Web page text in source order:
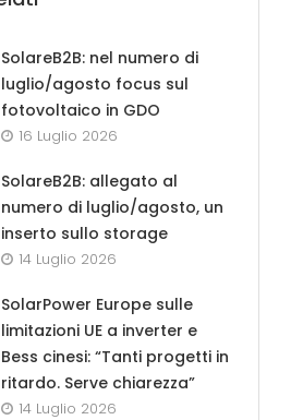
SolareB2B: nel numero di
luglio/agosto focus sul
fotovoltaico in GDO
16 Luglio 2026
SolareB2B: allegato al
numero di luglio/agosto, un
inserto sullo storage
14 Luglio 2026
SolarPower Europe sulle
limitazioni UE a inverter e
Bess cinesi: “Tanti progetti in
ritardo. Serve chiarezza”
14 Luglio 2026